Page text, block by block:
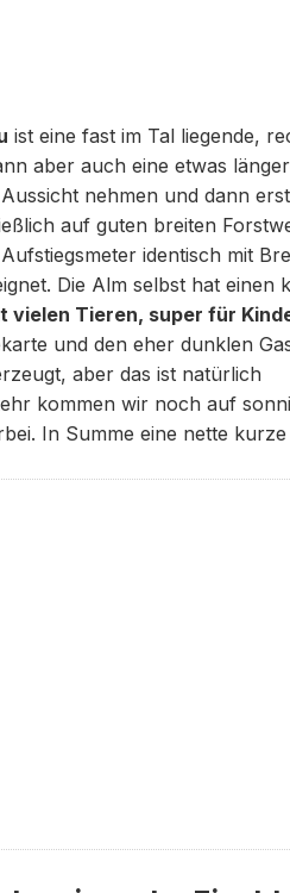
ist eine fast im Tal liegende,
aber auch eine etwas
nehmen und dann
auf guten breiten
identisch mit
Die Alm selbst hat einen
vielen Tieren, super für
und den eher dunklen
aber das ist natürlich
kommen wir noch auf
In Summe eine nette kurze